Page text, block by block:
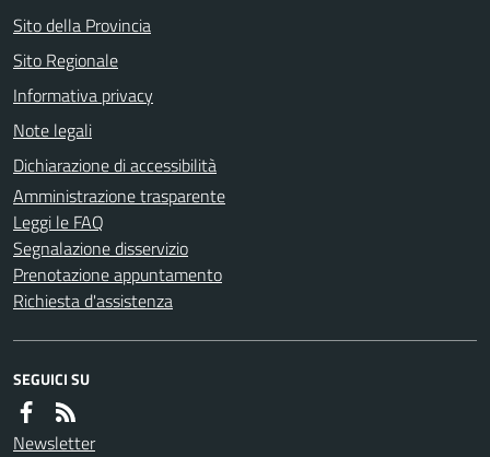
Sito della Provincia
Sito Regionale
Informativa privacy
Note legali
Dichiarazione di accessibilità
Amministrazione trasparente
Leggi le FAQ
Segnalazione disservizio
Prenotazione appuntamento
Richiesta d'assistenza
SEGUICI SU
Newsletter